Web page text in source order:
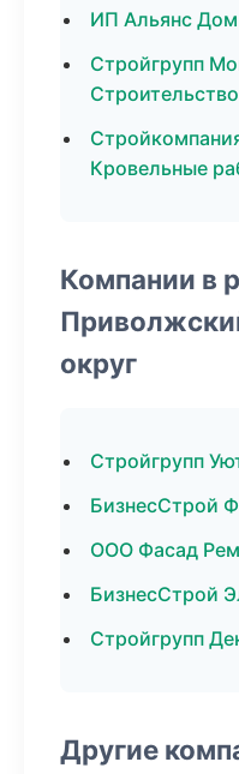
ИП Альянс
Стройгрупп
Кровельные
Компании в
округ
Стройгрупп
БизнесСтрой
ООО Фасад
БизнесСтрой
Стройгрупп
Другие